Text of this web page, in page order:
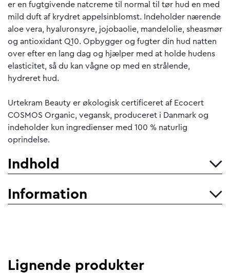
er en fugtgivende natcreme til normal til tør hud en med
mild duft af krydret appelsinblomst. Indeholder nærende
aloe vera, hyaluronsyre, jojobaolie, mandelolie, sheasmør
og antioxidant Q10. Opbygger og fugter din hud natten
over efter en lang dag og hjælper med at holde hudens
elasticitet, så du kan vågne op med en strålende,
hydreret hud.
Urtekram Beauty er økologisk certificeret af Ecocert
COSMOS Organic, vegansk, produceret i Danmark og
indeholder kun ingredienser med 100 % naturlig
oprindelse.
Indhold
Information
Lignende produkter